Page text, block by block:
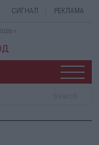
СИГНАЛ РЕКЛАМА
г.